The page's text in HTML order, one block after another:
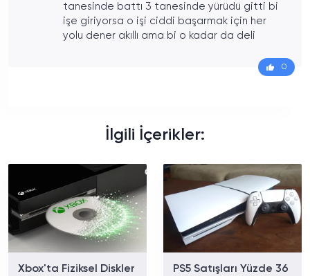
tanesinde battı 3 tanesinde yürüdü gitti bi
işe giriyorsa o işi ciddi başarmak için her
yolu dener akıllı ama bi o kadar da deli
0
İlgili İçerikler:
Xbox'ta Fiziksel Diskler
PS5 Satışları Yüzde 36